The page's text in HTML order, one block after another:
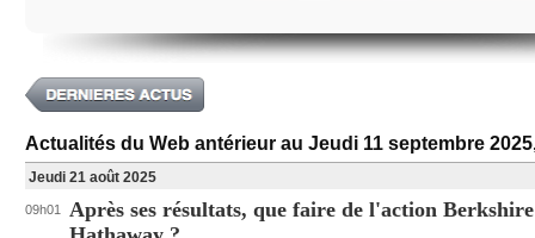
Actualités du Web antérieur au Jeudi 11 septembre
Jeudi 21 août 2025
09h01
Après ses résultats, que faire de l'action Berkshire